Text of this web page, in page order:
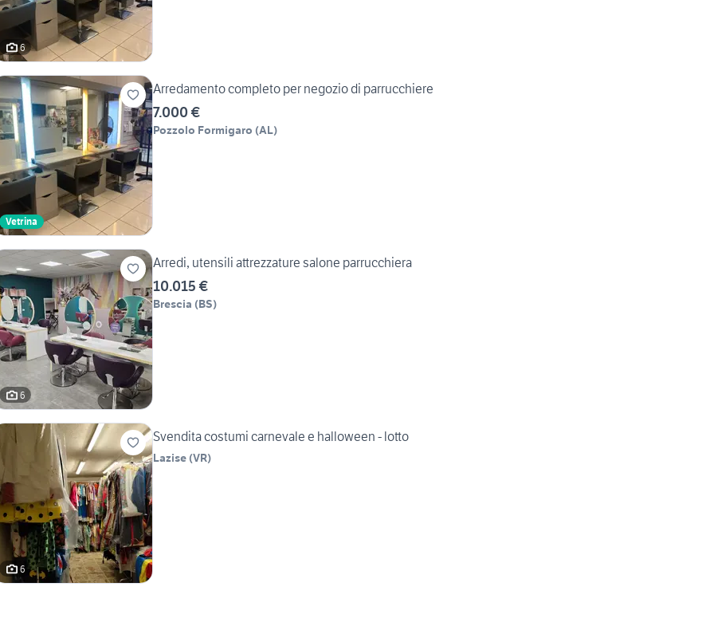
6
Vetrina
Arredamento completo per negozio di parrucchiere
7.000 €
Pozzolo Formigaro (AL)
6
Arredi, utensili attrezzature salone parrucchiera
10.015 €
Brescia (BS)
6
Svendita costumi carnevale e halloween - lotto
Lazise (VR)